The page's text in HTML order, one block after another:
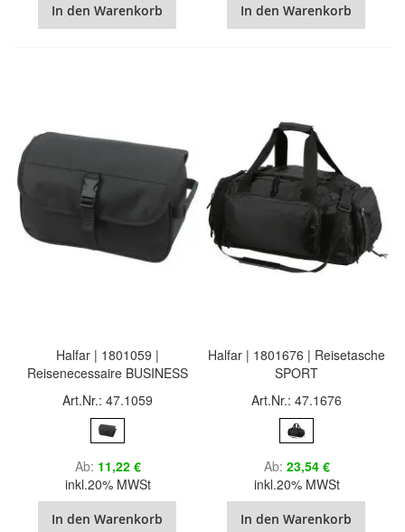
In den Warenkorb In den Warenkorb
Halfar | 1801059 |
Reisenecessaire BUSINESS
Art.Nr.: 47.1059
Ab 11,22 €
inkl.20% MWSt
In den Warenkorb
Halfar | 1801676 | Reisetasche
SPORT
Art.Nr.: 47.1676
Ab 23,54 €
inkl.20% MWSt
In den Warenkorb